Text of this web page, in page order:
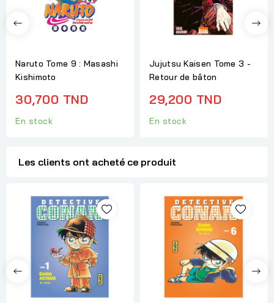
Naruto Tome 9 : Masashi
Kishimoto
30,700 TND
En stock
Jujutsu Kaisen Tome 3 -
Retour de bâton
29,200 TND
En stock
Les clients ont acheté ce produit